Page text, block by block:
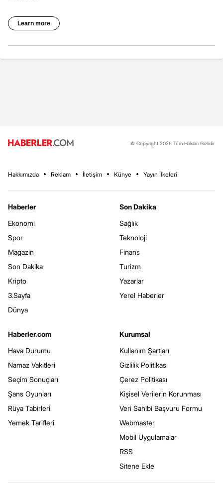
© Copyright 2026 Tüm Hakları Gizlidir.
Hakkımızda Reklam İletişim Künye Yayın İlkeleri
Haberler
Ekonomi
Spor
Magazin
Son Dakika
Kripto
3.Sayfa
Dünya
Son Dakika
Sağlık
Teknoloji
Finans
Turizm
Yazarlar
Yerel Haberler
Haberler.com
Hava Durumu
Namaz Vakitleri
Seçim Sonuçları
Şans Oyunları
Rüya Tabirleri
Yemek Tarifleri
Kurumsal
Kullanım Şartları
Gizlilik Politikası
Çerez Politikası
Kişisel Verilerin Korunması
Veri Sahibi Başvuru Formu
Webmaster
Mobil Uygulamalar
RSS
Sitene Ekle